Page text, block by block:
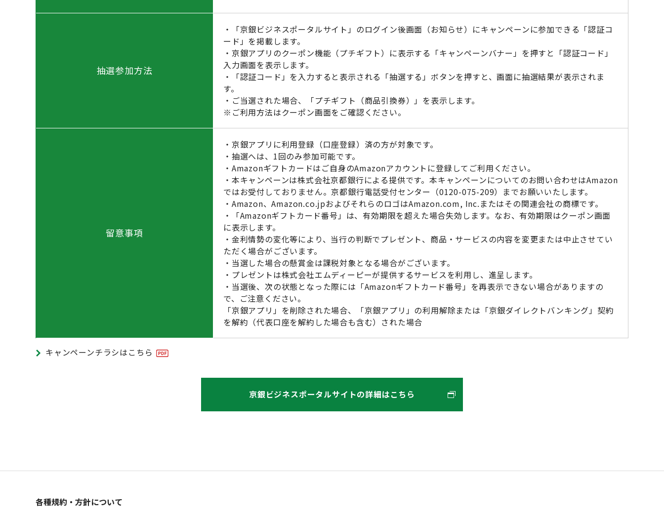
抽選参加方法
・「京銀ビジネスポータルサイト」のログイン後画面（お知らせ）にキャンペーンに参加できる「認証コ
ード」を掲載します。
・京銀アプリのクーポン機能（プチギフト）に表示する「キャンペーンバナー」を押すと「認証コード」
入力画面を表示します。
・「認証コード」を入力すると表示される「抽選する」ボタンを押すと、画面に抽選結果が表示されま
す。
・ご当選された場合、「プチギフト（商品引換券）」を表示します。
※ご利用方法はクーポン画面をご確認ください。
留意事項
・京銀アプリに利用登録（口座登録）済の方が対象です。
・抽選へは、1回のみ参加可能です。
・Amazonギフトカードはご自身のAmazonアカウントに登録してご利用ください。
・本キャンペーンは株式会社京都銀行による提供です。本キャンペーンについてのお問い合わせはAmazon
ではお受付しておりません。京都銀行電話受付センター（0120-075-209）までお願いいたします。
・Amazon、Amazon.co.jpおよびそれらのロゴはAmazon.com, Inc.またはその関連会社の商標です。
・「Amazonギフトカード番号」は、有効期限を超えた場合失効します。なお、有効期限はクーポン画面
に表示します。
・金利情勢の変化等により、当行の判断でプレゼント、商品・サービスの内容を変更または中止させてい
ただく場合がございます。
・当選した場合の懸賞金は課税対象となる場合がございます。
・プレゼントは株式会社エムディーピーが提供するサービスを利用し、進呈します。
・当選後、次の状態となった際には「Amazonギフトカード番号」を再表示できない場合がありますの
で、ご注意ください。
「京銀アプリ」を削除された場合、「京銀アプリ」の利用解除または「京銀ダイレクトバンキング」契約
を解約（代表口座を解約した場合も含む）された場合
キャンペーンチラシはこちら
京銀ビジネスポータルサイトの詳細はこちら
各種規約・方針について